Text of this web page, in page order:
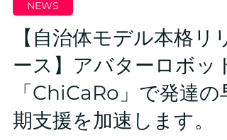
2025年5月9日
NEWS
【自治体モデル本格リリ
ース】アバターロボット
「ChiCaRo」で発達の早